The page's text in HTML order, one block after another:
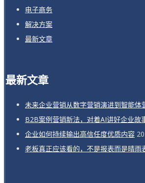
电子商务
解决方案
最新文章
最新文章
未来企业营销从数字营销演进到智能体
B2B案例营销新法，对着AI讲好企业故
企业如何持续输出高信任度优质内容
老板真正应该看的，不是报表而是晴雨